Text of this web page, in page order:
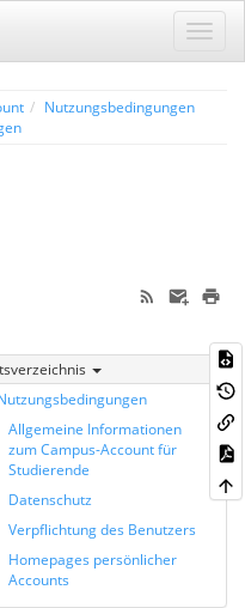
Nutzungsbedingungen
Allgemeine Informationen
zum Campus-Account für
Studierende
Datenschutz
Verpflichtung des Benutzers
Homepages persönlicher
Accounts